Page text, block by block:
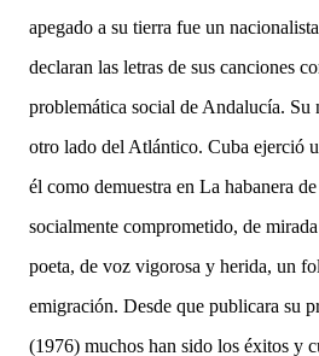
apegado a su tierra fue un
declaran las letras de sus canciones
problemática social de Andalucía. Su
otro lado del Atlántico. Cuba ejerció
él como demuestra en La habanera
socialmente comprometido, de
poeta, de voz vigorosa y herida, un
emigración. Desde que publicara su
(1976) muchos han sido los éxitos y